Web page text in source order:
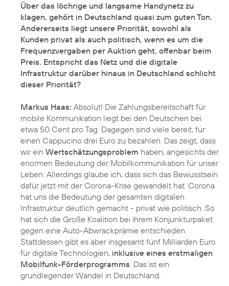
Über das löchrige und langsame Handynetz zu
klagen, gehört in Deutschland quasi zum guten Ton.
Andererseits liegt unsere Priorität, sowohl als
Kunden privat als auch politisch, wenn es um die
Frequenzvergaben per Auktion geht, offenbar beim
Preis. Entspricht das Netz und die digitale
Infrastruktur darüber hinaus in Deutschland schlicht
dieser Priorität?
Markus Haas: Absolut! Die Zahlungsbereitschaft für
mobile Kommunikation liegt bei den Deutschen bei
etwa 50 Cent pro Tag. Dagegen sind viele bereit, für
einen Cappucino drei Euro zu bezahlen. Das zeigt, dass
wir ein Wertschätzungsproblem haben, angesichts der
enormen Bedeutung der Mobilkommunikation für unser
Leben. Allerdings glaube ich, dass sich das Bewusstsein
dafür jetzt mit der Corona-Krise gewandelt hat. Corona
hat uns die Bedeutung der gesamten digitalen
Infrastruktur deutlich gemacht - privat wie politisch. So
hat sich die Große Koalition bei ihrem Konjunkturpaket
gegen eine Auto-Abwrackprämie entschieden.
Stattdessen gibt es aber insgesamt fünf Milliarden Euro
für digitale Technologien, inklusive eines erstmaligen
Mobilfunk-Förderprogramms. Das ist ein
grundlegender Wandel in Deutschland.